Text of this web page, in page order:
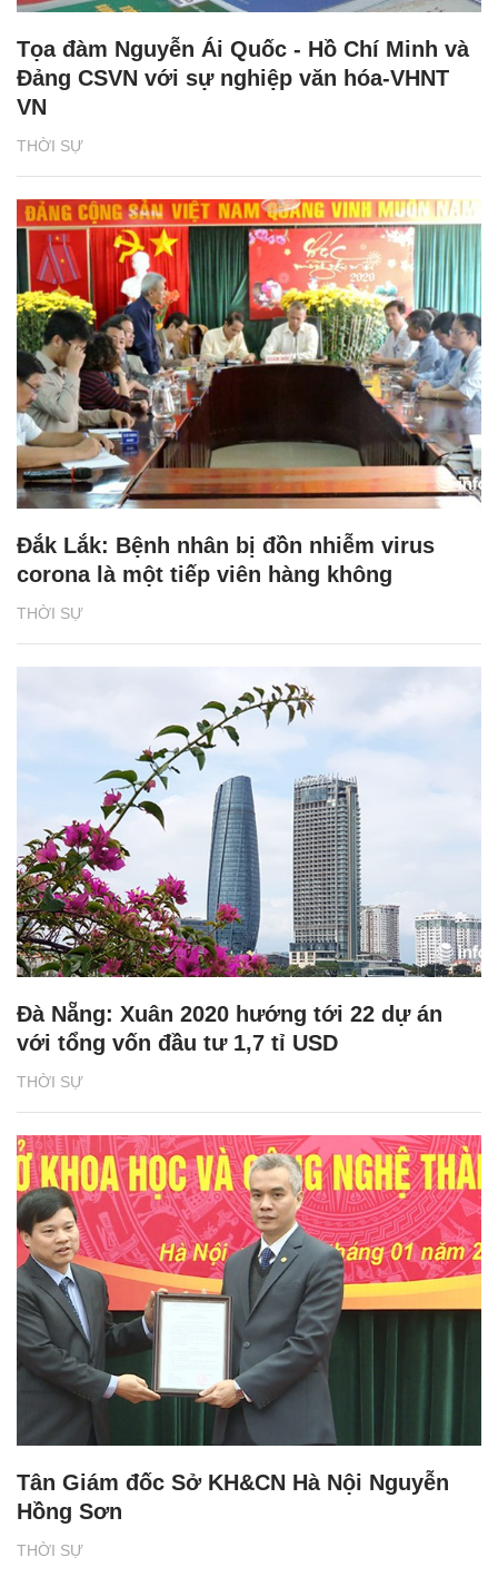
THỜI SỰ
Tọa đàm Nguyễn Ái Quốc - Hồ Chí Minh và
Đảng CSVN với sự nghiệp văn hóa-VHNT
VN
THỜI SỰ
Đắk Lắk: Bệnh nhân bị đồn nhiễm virus
corona là một tiếp viên hàng không
THỜI SỰ
Đà Nẵng: Xuân 2020 hướng tới 22 dự án
với tổng vốn đầu tư 1,7 tỉ USD
THỜI SỰ
Tân Giám đốc Sở KH&CN Hà Nội Nguyễn
Hồng Sơn